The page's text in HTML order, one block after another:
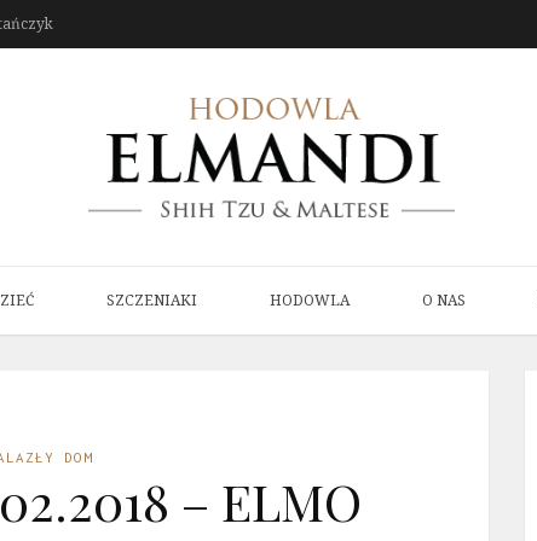
SZCZENIAKI HODOWLA O NAS
DOM
– ELMO